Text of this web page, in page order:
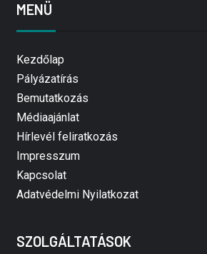
MENÜ
Kezdőlap
Pályázatírás
Bemutatkozás
Médiaajánlat
Hírlevél feliratkozás
Impresszum
Kapcsolat
Adatvédelmi Nyilatkozat
SZOLGÁLTATÁSOK